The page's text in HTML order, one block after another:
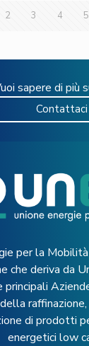
2 3 4 5
sapere di più
Contattaci
per la
che deriva da
di prodotti
energetici low